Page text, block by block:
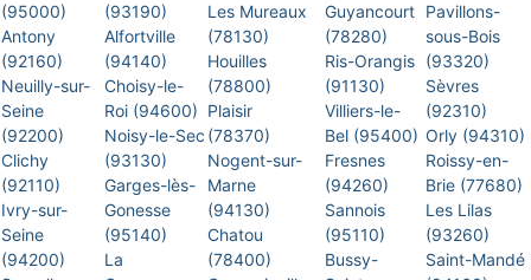
(95000)
Antony
(92160)
Neuilly-sur-
Seine
(92200)
Clichy
(92110)
Ivry-sur-
Seine
(94200)
(93190)
Alfortville
(94140)
Choisy-le-
Roi (94600)
Noisy-le-Sec
(93130)
Garges-lès-
Gonesse
(95140)
La
Les Mureaux
(78130)
Houilles
(78800)
Plaisir
(78370)
Nogent-sur-
Marne
(94130)
Chatou
(78400)
Guyancourt
(78280)
Ris-Orangis
(91130)
Villiers-le-
Bel (95400)
Fresnes
(94260)
Sannois
(95110)
Bussy-
Pavillons-
sous-Bois
(93320)
Sèvres
(92310)
Orly (94310)
Roissy-en-
Brie (77680)
Les Lilas
(93260)
Saint-Mandé